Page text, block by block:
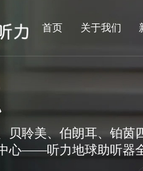
首页 关于我们
贝聆美、伯朗耳、铂茵
心——听力地球助听器